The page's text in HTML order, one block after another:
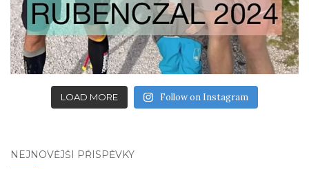
LOAD MORE Follow on Instagram
NEJNOVĚJŠÍ PŘÍSPĚVKY